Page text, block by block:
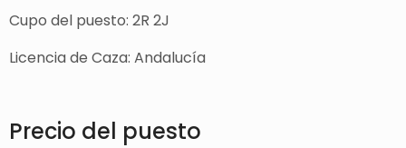
Cupo del puesto: 2R 2J
Licencia de Caza: Andalucía
Precio del puesto